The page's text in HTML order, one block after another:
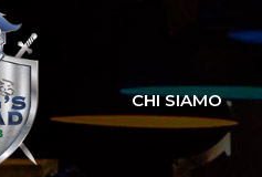
CHI SIAMO